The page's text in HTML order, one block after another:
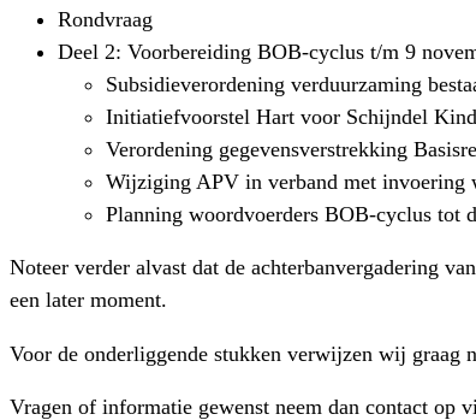
Rondvraag
Deel 2: Voorbereiding BOB-cyclus t/m 9
Subsidieverordening verduurzaming
Initiatiefvoorstel Hart voor Schijndel
Verordening gegevensverstrekking
Wijziging APV in verband met invoering
Planning woordvoerders BOB-cyclus tot
Noteer verder alvast dat de achterbanvergadering
een later moment.
Voor de onderliggende stukken verwijzen wij graag
Vragen of informatie gewenst neem dan contact op